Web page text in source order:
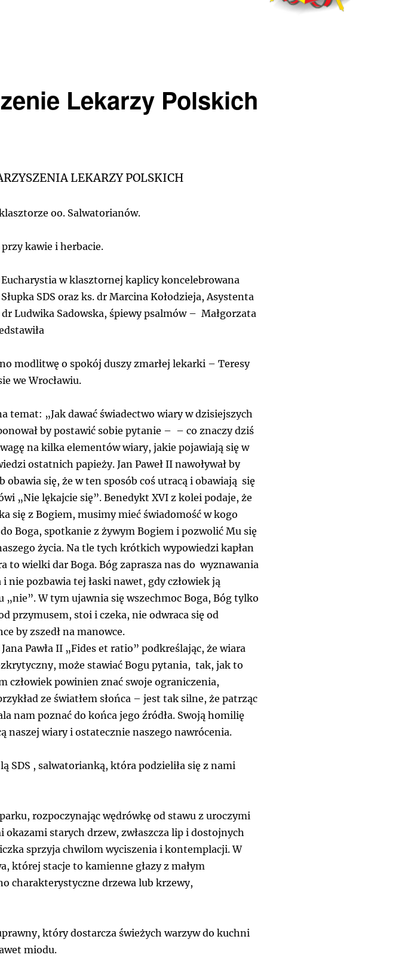
Lekarzy Polskich
LEKARZY POLSKICH
oo. Salwatorianów.
kawie i herbacie.
w klasztornej kaplicy koncelebrowana
SDS oraz ks. dr Marcina Kołodzieja, Asystenta
Ludwika Sadowska, śpiewy psalmów – Małgorzata
modlitwę o spokój duszy zmarłej lekarki – Teresy
we Wrocławiu.
„Jak dawać świadectwo wiary w dzisiejszych
by postawić sobie pytanie – – co znaczy dziś
na kilka elementów wiary, jakie pojawiają się w
ostatnich papieży. Jan Paweł II nawoływał by
się, że w ten sposób coś utracą i obawiają się
„Nie lękajcie się”. Benedykt XVI z kolei podaje, że
się z Bogiem, musimy mieć świadomość w kogo
Boga, spotkanie z żywym Bogiem i pozwolić Mu się
życia. Na tle tych krótkich wypowiedzi kapłan
to wielki dar Boga. Bóg zaprasza nas do wyznawania
nie pozbawia tej łaski nawet, gdy człowiek ją
„nie”. W tym ujawnia się wszechmoc Boga, Bóg tylko
przymusem, stoi i czeka, nie odwraca się od
by zszedł na manowce.
Pawła II „Fides et ratio” podkreślając, że wiara
może stawiać Bogu pytania, tak, jak to
człowiek powinien znać swoje ograniczenia,
ze światłem słońca – jest tak silne, że patrząc
nam poznać do końca jego źródła. Swoją homilię
naszej wiary i ostatecznie naszego nawrócenia.
SDS , salwatorianką, która podzieliła się z nami
rozpoczynając wędrówkę od stawu z uroczymi
starych drzew, zwłaszcza lip i dostojnych
sprzyja chwilom wyciszenia i kontemplacji. W
której stacje to kamienne głazy z małym
charakterystyczne drzewa lub krzewy,
który dostarcza świeżych warzyw do kuchni
miodu.